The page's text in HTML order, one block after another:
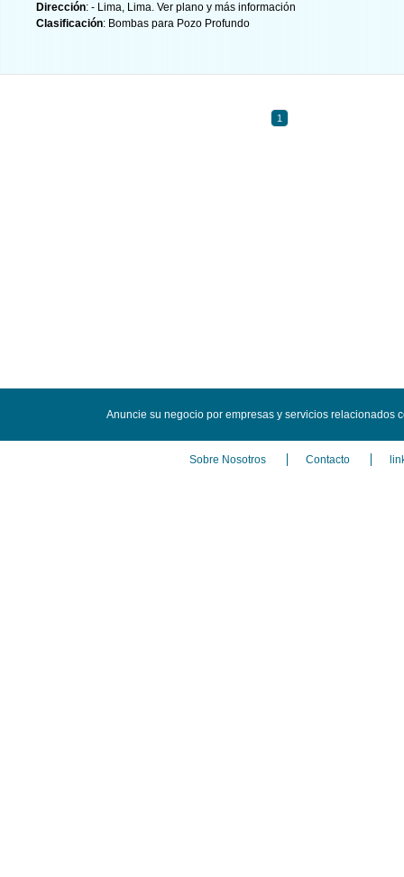
Dirección: - Lima, Lima. Ver plano y más información
Clasificación: Bombas para Pozo Profundo
1
Anuncie su negocio por empresas y servicios relacionados
Sobre Nosotros Contacto